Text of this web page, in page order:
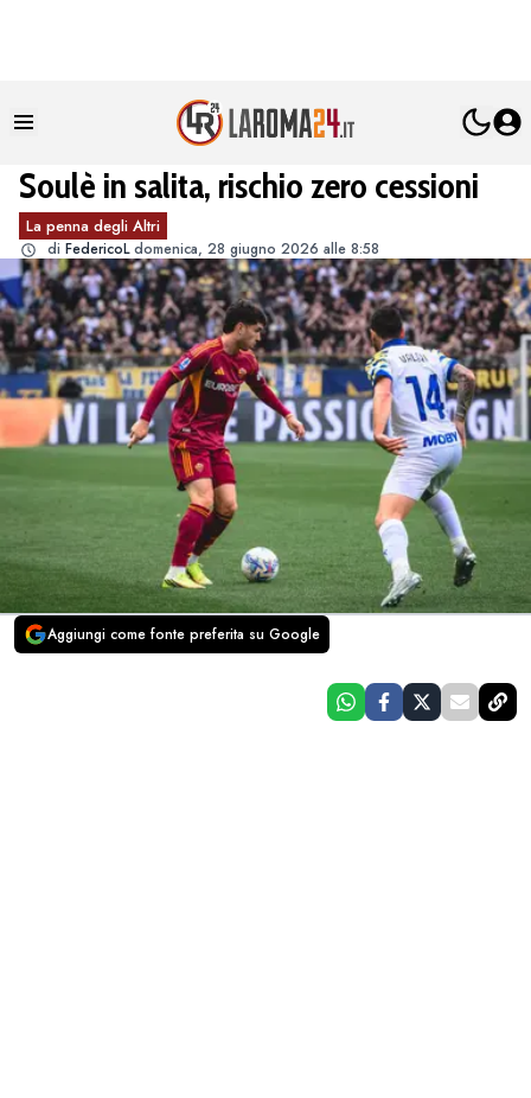
Soulè in salita, rischio zero cessioni
La penna degli Altri
di FedericoL domenica, 28 giugno 2026 alle 8:58
Aggiungi come fonte preferita su Google